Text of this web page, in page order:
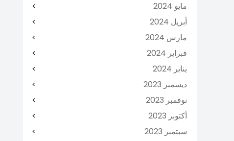
مايو 2024
أبريل 2024
مارس 2024
فبراير 2024
يناير 2024
ديسمبر 2023
نوفمبر 2023
أكتوبر 2023
سبتمبر 2023